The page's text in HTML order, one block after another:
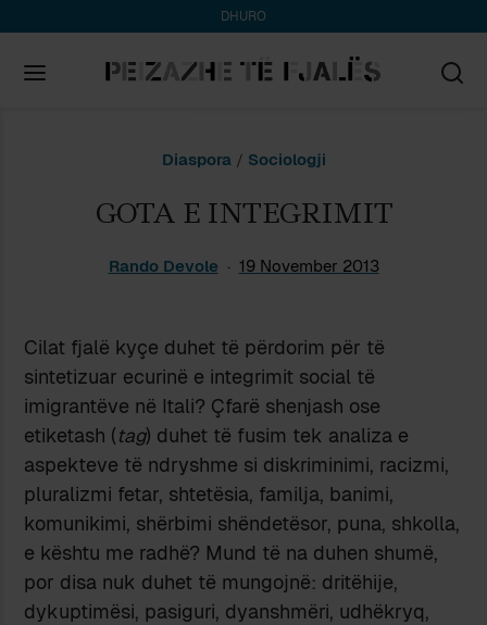
DHURO
Diaspora/ Sociologji
GOTA E INTEGRIMIT
Rando Devole 19 November 2013
Cilat fjalë kyçe duhet të përdorim për të
sintetizuar ecurinë e integrimit social të
imigrantëve në Itali? Çfarë shenjash ose
etiketash (tag) duhet të fusim tek analiza e
aspekteve të ndryshme si diskriminimi, racizmi,
pluralizmi fetar, shtetësia, familja, banimi,
komunikimi, shërbimi shëndetësor, puna, shkolla,
e kështu me radhë? Mund të na duhen shumë,
por disa nuk duhet të mungojnë: dritëhije,
dykuptimësi, pasiguri, dyanshmëri, udhëkryq,